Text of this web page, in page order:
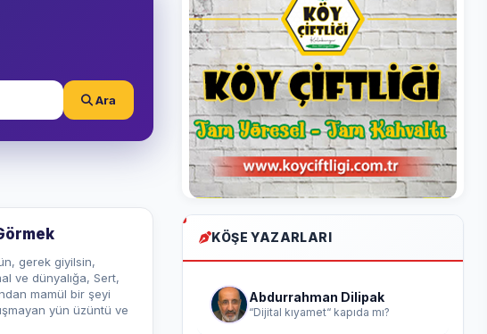
Ara
gerek giyilsin,
ve dünyalığa, Sert,
mamül bir şeyi
yün üzüntü ve
KÖŞE YAZARLARI
Abdurrahman Dilipak
“Dijital kıyamet“ kapıda mı?